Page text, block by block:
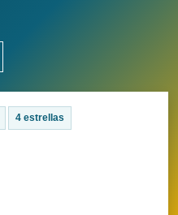
4 estrellas